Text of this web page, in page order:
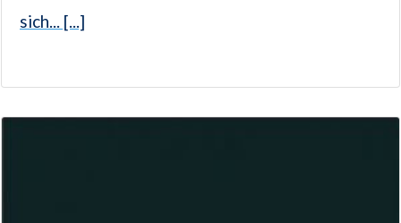
sich... [...]